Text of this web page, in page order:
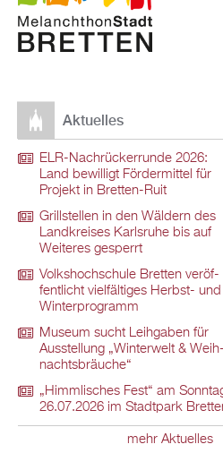
Ak­tu­el­les
ELR-Nach­rü­ck­er­run­de 2026:
Land be­wil­ligt För­der­mit­tel für
Pro­jekt in Brett­en-Ruit
Grill­stel­len in den Wäl­dern des
Land­krei­ses Karls­ru­he bis auf
Wei­te­res ge­sperrt
Volks­hoch­schu­le Brett­en ver­öf­
fent­licht viel­fäl­ti­ges Herbst- und
Win­ter­pro­gramm
Mu­se­um sucht Leih­ga­ben für
Aus­stel­lung „Win­ter­welt & Weih­
nachts­bräu­che“
„Himm­li­sches Fest“ am
26.07.2026 im Stadt­park
mehr Ak­tu­el­les